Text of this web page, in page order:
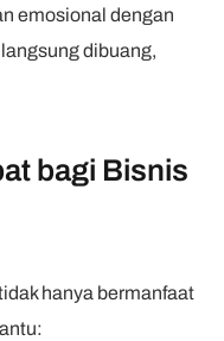
emosional dengan
dibuang,
bagi Bisnis
hanya bermanfaat